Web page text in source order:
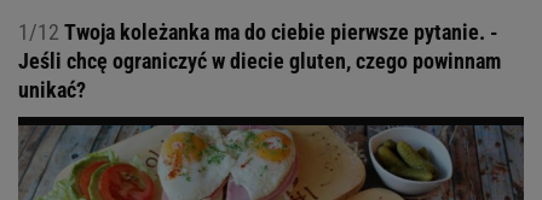
1/12 Twoja koleżanka ma do ciebie pierwsze pytanie. -
Jeśli chcę ograniczyć w diecie gluten, czego powinnam
unikać?